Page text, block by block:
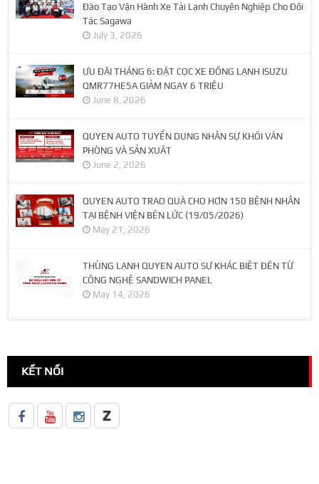
Đào Tạo Vận Hành Xe Tải Lạnh Chuyên Nghiệp Cho Đối
Tác Sagawa
July 3, 2026
ƯU ĐÃI THÁNG 6: ĐẶT CỌC XE ĐÔNG LẠNH ISUZU
QMR77HE5A GIẢM NGAY 6 TRIỆU
June 8, 2026
QUYEN AUTO TUYỂN DỤNG NHÂN SỰ KHỐI VĂN
PHÒNG VÀ SẢN XUẤT
June 2, 2026
QUYEN AUTO TRAO QUÀ CHO HƠN 150 BỆNH NHÂN
TẠI BỆNH VIỆN BẾN LỨC (19/05/2026)
May 21, 2026
THÙNG LẠNH QUYEN AUTO SỰ KHÁC BIỆT ĐẾN TỪ
CÔNG NGHỆ SANDWICH PANEL
May 14, 2026
KẾT NỐI